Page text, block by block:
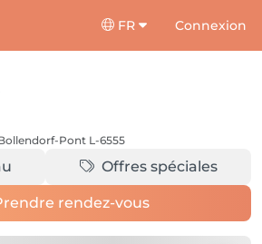
FR Connexion
Pont L-6555
Offres spéciales
rendez-vous